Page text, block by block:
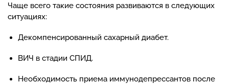
Чаще всего такие состояния развиваются в следующих
ситуациях:
Декомпенсированный сахарный диабет.
ВИЧ в стадии СПИД.
Необходимость приема иммунодепрессантов после